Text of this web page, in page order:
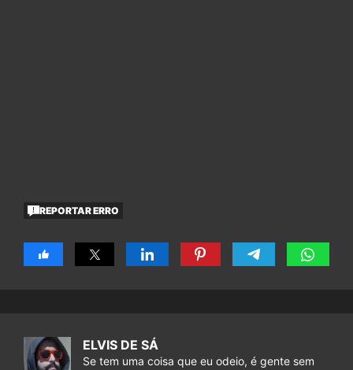
REPORTAR ERRO
ELVIS DE SÁ
Se tem uma coisa que eu odeio, é gente sem